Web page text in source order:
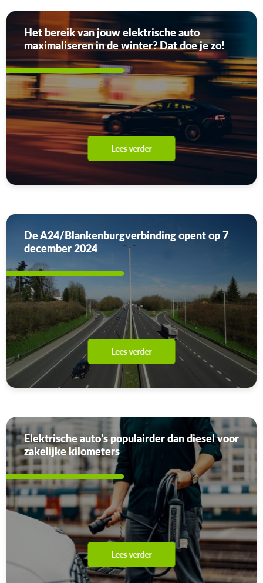
Het bereik van jouw elektrische auto
maximaliseren in de winter? Dat doe je zo!
Lees verder
De A24/Blankenburgverbinding opent op 7
december 2024
Lees verder
Elektrische auto’s populairder dan diesel voor
zakelijke kilometers
Lees verder